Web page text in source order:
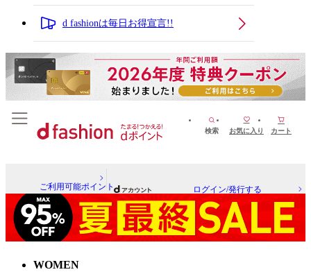
d fashionは毎日お得宣言!!
検索 お気に入り カート
ご利用可能ポイント ログイン/発行する
WOMEN